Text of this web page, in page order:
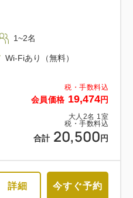
税・手数料込
会員価格 19,474円
大人 2名 1室
税・手数料込
合計 20,500 円
1~2名
Wi-Fiあり（無料）
詳細 今すぐ予約